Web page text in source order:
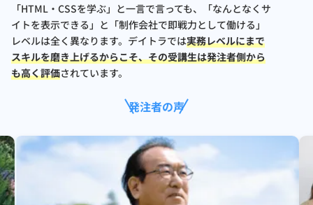
「HTML・CSSを学ぶ」と一言で言っても、「なんとなくサ
イトを表示できる」と「制作会社で即戦力として働ける」
レベルは全く異なります。デイトラでは実務レベルにまで
スキルを磨き上げるからこそ、その受講生は発注者側から
も高く評価されています。
発注者の声